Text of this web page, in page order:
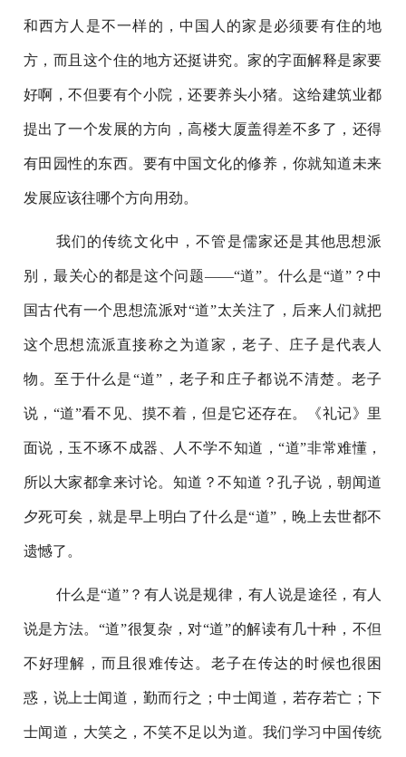
和西方人是不一样的，中国人的家是必须要有住的地
方，而且这个住的地方还挺讲究。家的字面解释是家要
好啊，不但要有个小院，还要养头小猪。这给建筑业都
提出了一个发展的方向，高楼大厦盖得差不多了，还得
有田园性的东西。要有中国文化的修养，你就知道未来
发展应该往哪个方向用劲。
我们的传统文化中，不管是儒家还是其他思想派
别，最关心的都是这个问题——“道”。什么是“道”？中
国古代有一个思想流派对“道”太关注了，后来人们就把
这个思想流派直接称之为道家，老子、庄子是代表人
物。至于什么是“道”，老子和庄子都说不清楚。老子
说，“道”看不见、摸不着，但是它还存在。《礼记》里
面说，玉不琢不成器、人不学不知道，“道”非常难懂，
所以大家都拿来讨论。知道？不知道？孔子说，朝闻道
夕死可矣，就是早上明白了什么是“道”，晚上去世都不
遗憾了。
什么是“道”？有人说是规律，有人说是途径，有人
说是方法。“道”很复杂，对“道”的解读有几十种，不但
不好理解，而且很难传达。老子在传达的时候也很困
惑，说上士闻道，勤而行之；中士闻道，若存若亡；下
士闻道，大笑之，不笑不足以为道。我们学习中国传统